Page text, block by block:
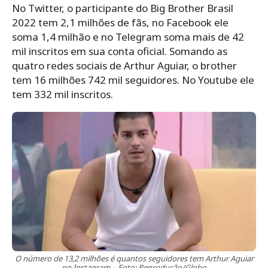
No Twitter, o participante do Big Brother Brasil
2022 tem 2,1 milhões de fãs, no Facebook ele
soma 1,4 milhão e no Telegram soma mais de 42
mil inscritos em sua conta oficial. Somando as
quatro redes sociais de Arthur Aguiar, o brother
tem 16 milhões 742 mil seguidores. No Youtube ele
tem 332 mil inscritos.
O número de 13,2 milhões é quantos seguidores tem Arthur Aguiar